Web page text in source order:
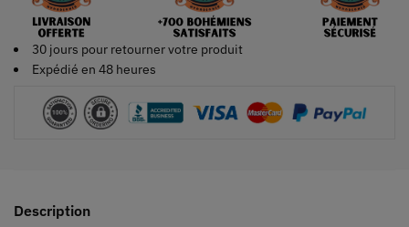
30 jours pour retourner votre produit
Expédié en 48 heures
Description